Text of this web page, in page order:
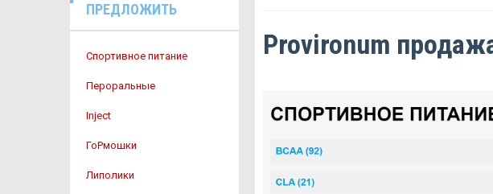
ПРЕДЛОЖИТЬ
Спортивное питание
Пероральные
Inject
ГоРмошки
Липолики
Provironum